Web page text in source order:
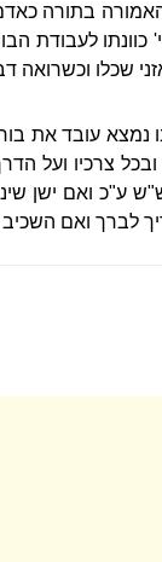
בתורה
לעבודת
שכלו וכשרואה
נמצא עובד את
ובכל צרכיו ועל
ע"כ ואם ישן
לברך ואם